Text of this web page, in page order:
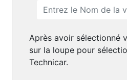
Après avoir sélectionné
sur la loupe pour
Technicar.